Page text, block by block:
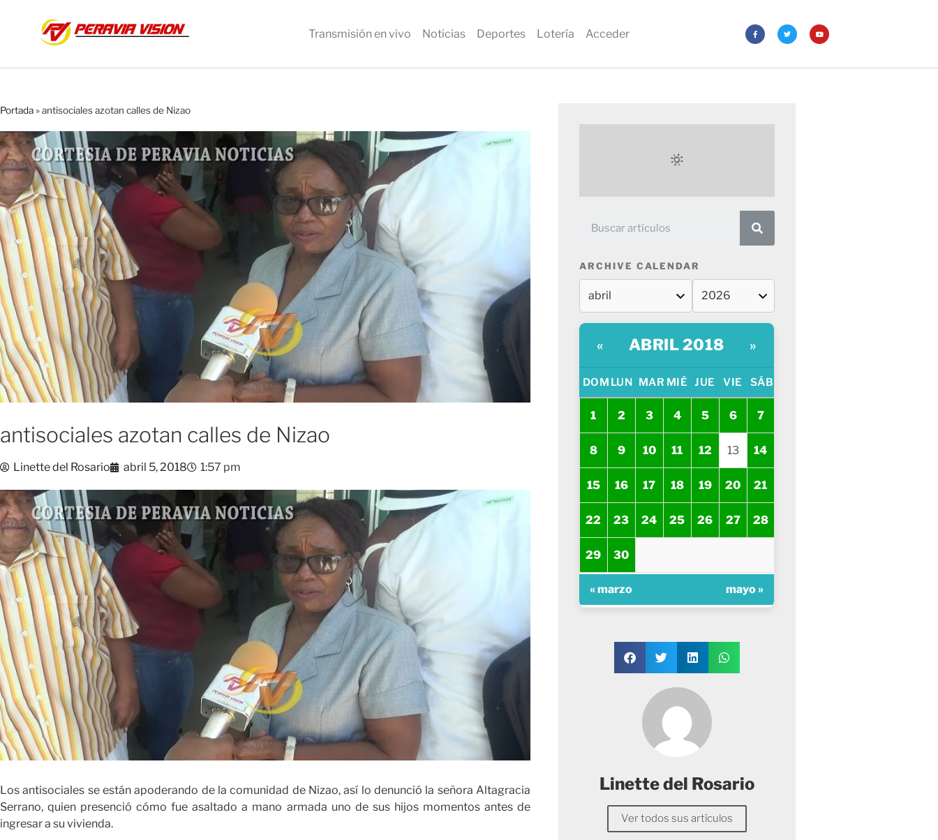
Transmisión en vivo Noticias Deportes Lotería Acceder
Portada»antisociales azotan calles de Nizao
antisociales azotan calles de Nizao
Linette del Rosario abril 5, 2018 1:57 pm
Los antisociales se están apoderando de la comunidad de Nizao, así lo denunció la señora Altagracia
Serrano, quien presenció cómo fue asaltado a mano armada uno de sus hijos momentos antes de
ingresar a su vivienda.
ARCHIVE CALENDAR
« ABRIL 2018 »
DOM LUN MAR MIÉ JUE VIE SÁB
1 2 3 4 5 6 7
8 9 10 11 12 13 14
15 16 17 18 19 20 21
22 23 24 25 26 27 28
29 30
« marzo mayo »
Linette del Rosario
Ver todos sus artículos